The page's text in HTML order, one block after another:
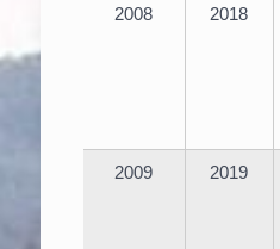
2008 2018
2009 2019